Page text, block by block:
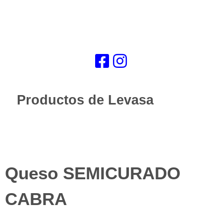
Productos de Levasa
Queso SEMICURADO
CABRA